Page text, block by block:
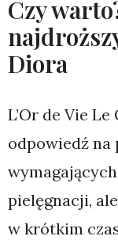
Czy
Diora
L’Or de Vie
odpowiedź na
pielęgnacji,
w krótkim